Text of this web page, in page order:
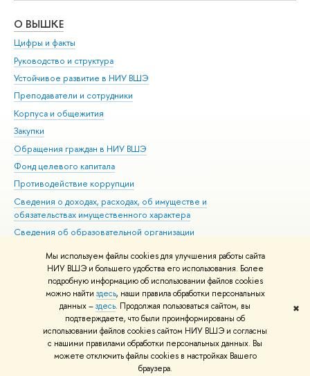
Мы используем файлы cookies для улучшения работы сайта
НИУ ВШЭ и большего удобства его использования. Более
подробную информацию об использовании файлов cookies
можно найти здесь, наши правила обработки персональных
данных –здесь. Продолжая пользоваться сайтом, вы
подтверждаете, что были проинформированы об
использовании файлов cookies сайтом НИУ ВШЭ и согласны
с нашими правилами обработки персональных данных. Вы
можете отключить файлы cookies в настройках Вашего
браузера.
✖
О ВЫШКЕ
Цифры и факты
Руководство и структура
Устойчивое развитие в НИУ ВШЭ
Преподаватели и сотрудники
Корпуса и общежития
Закупки
Обращения граждан в НИУ ВШЭ
Фонд целевого капитала
Противодействие коррупции
Сведения о доходах, расходах, об имуществе и
обязательствах имущественного характера
Сведения об образовательной организации
Людям с ограниченными возможностями здоровья
Единая платежная страница
Работа в Вышке
© НИУ ВШЭ 1993–2026 Адреса и контакты Условия использования
материалов Политика конфиденциальности Карта сайта
Шрифты HSE Sans и HSE Slab разработаны вШколе дизайна НИУ ВШЭ